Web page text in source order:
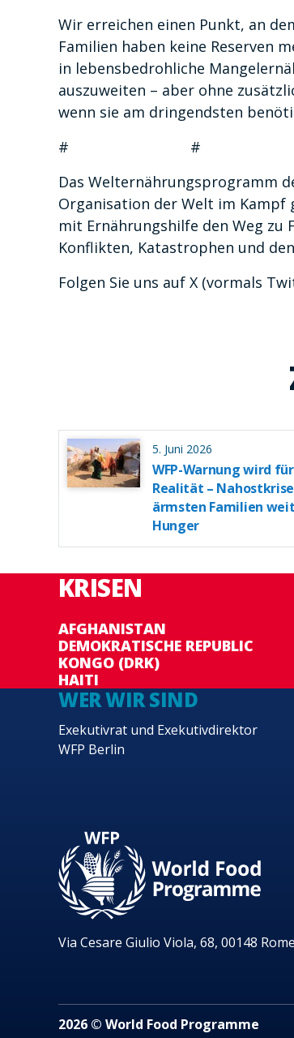
Wir erreichen einen Punkt, an
Familien haben keine Reserven
in lebensbedrohliche
auszuweiten – aber ohne
wenn sie am dringendsten
# #
Das Welternährungsprogramm
Organisation der Welt im Kampf
mit Ernährungshilfe den Weg zu
Konflikten, Katastrophen und
Folgen Sie uns auf X (vormals
5. Juni 2026
WFP-Warnung wird
Realität –
ärmsten Familien
Hunger
KRISEN
AFGHANISTAN
DEMOKRATISCHE REPUBLIC
KONGO (DRK)
HAITI
WER WIR SIND
Exekutivrat und Exekutivdirektor
WFP Berlin
Via Cesare Giulio Viola, 68, 00148
2026 © World Food Programme